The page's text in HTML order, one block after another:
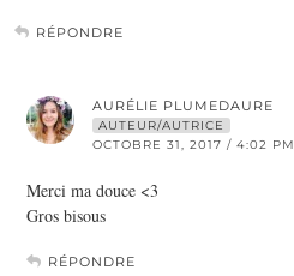
RÉPONDRE
AURÉLIE PLUMEDAURE
AUTEUR/AUTRICE
OCTOBRE 31, 2017 / 4:02 PM
Merci ma douce <3
Gros bisous
RÉPONDRE